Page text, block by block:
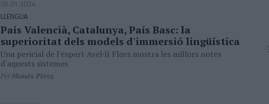
05.01.2024
LLENGUA
País Valencià, Catalunya, País Basc: la
superioritat dels models d'immersió lingüística
Una pericial de l'expert Avel·lí Flors mostra les millors notes
d'aquests sistemes
PerMoisés Pérez